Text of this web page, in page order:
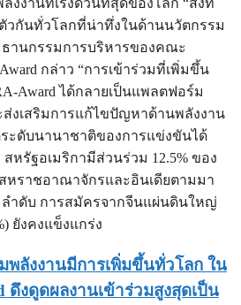
วกันทั่วโลกที่น่าทึ่งในด้านนวัตกรรม
ธานกรรมการบริหารของคณะ
กล่าว “การเข้าร่วมที่เพิ่มขึ้น
Award ได้กลายเป็นแพลตฟอร์ม
งเสริมการแก้ไขปัญหาด้านพลังงาน
ะดับนานาชาติของการแข่งขันได้
หรัฐอเมริกามีส่วนร่วม 12.5% ของ
ราชอาณาจักรและอินเดียตามมา
ลำดับ การสมัครจากจีนแผ่นดินใหญ่
ยังคงแข็งแกร่ง
พลังงานมีการเพิ่มขึ้นทั่วโลก ใน
งดูดผลงานเข้าร่วมสูงสุดเป็น